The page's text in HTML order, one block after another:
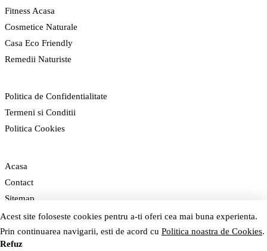
Fitness Acasa
Cosmetice Naturale
Casa Eco Friendly
Remedii Naturiste
Politica de Confidentialitate
Termeni si Conditii
Politica Cookies
Acasa
Contact
Sitemap
ofertatelefoane.ro
© 2026 GreenCert. Toate drepturile rezervate.
Acest site foloseste cookies pentru a-ti oferi cea mai buna experienta.
Prin continuarea navigarii, esti de acord cu Politica noastra de Cookies.
Refuz